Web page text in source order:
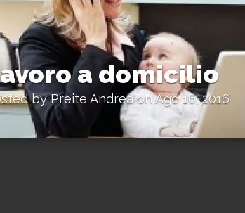
a domicilio
byPreite Andreaon Ago 16, 2016